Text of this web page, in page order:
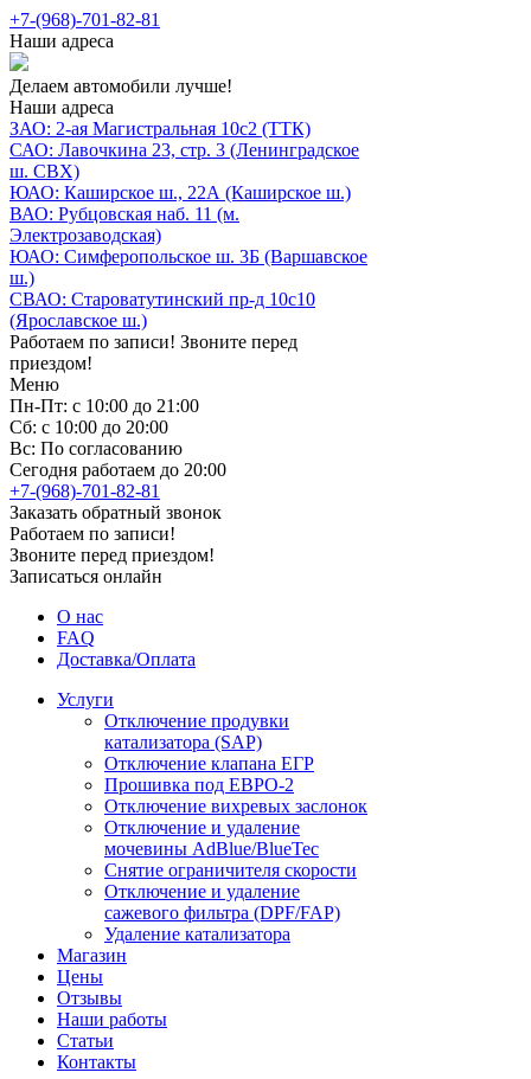
+7-(968)-701-82-81
Наши адреса
Делаем автомобили лучше!
Наши адреса
ЗАО: 2-ая Магистральная 10с2 (ТТК)
САО: Лавочкина 23, стр. 3 (Ленинградское
ш. СВХ)
ЮАО: Каширское ш., 22А (Каширское ш.)
ВАО: Рубцовская наб. 11 (м.
Электрозаводская)
ЮАО: Симферопольское ш. 3Б (Варшавское
ш.)
СВАО: Староватутинский пр-д 10с10
(Ярославское ш.)
Работаем по записи! Звоните перед
приездом!
Меню
Пн-Пт: с 10:00 до 21:00
Сб: с 10:00 до 20:00
Вс: По согласованию
Сегодня работаем до 20:00
+7-(968)-701-82-81
Заказать обратный звонок
Работаем по записи!
Звоните перед приездом!
Записаться онлайн
О нас
FAQ
Доставка/Оплата
Услуги
Отключение продувки
катализатора (SAP)
Отключение клапана ЕГР
Прошивка под ЕВРО-2
Отключение вихревых заслонок
Отключение и удаление
мочевины AdBlue/BlueTec
Снятие ограничителя скорости
Отключение и удаление
сажевого фильтра (DPF/FAP)
Удаление катализатора
Магазин
Цены
Отзывы
Наши работы
Статьи
Контакты